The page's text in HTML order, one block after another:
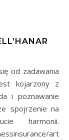
kojarzony z
i poznawanie
spojrzenie na
harmonii.